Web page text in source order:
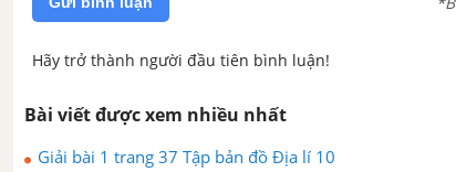
Hãy trở thành người đầu tiên bình luận!
Bài viết được xem nhiều nhất
Giải bài 1 trang 37 Tập bản đồ Địa lí 10